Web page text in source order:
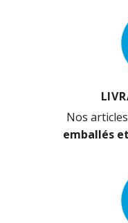
Nos
emballés